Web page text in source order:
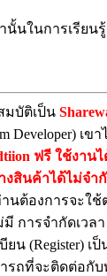
นั้นในการเรียนรู้
บัติเป็น
Developer) เข
ฟรี ใช้งานไ
งสินค้าได้ไม่จำ
นต้องการจะใช้
การจำกัดเวล
น (Register) เ
รถที่จะติดต่อกั